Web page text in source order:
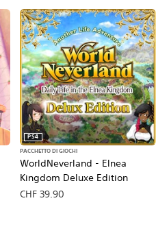
WorldNeverland - Elnea
Kingdom Deluxe Edition
PS4
PACCHETTO DI GIOCHI
CHF 39.90